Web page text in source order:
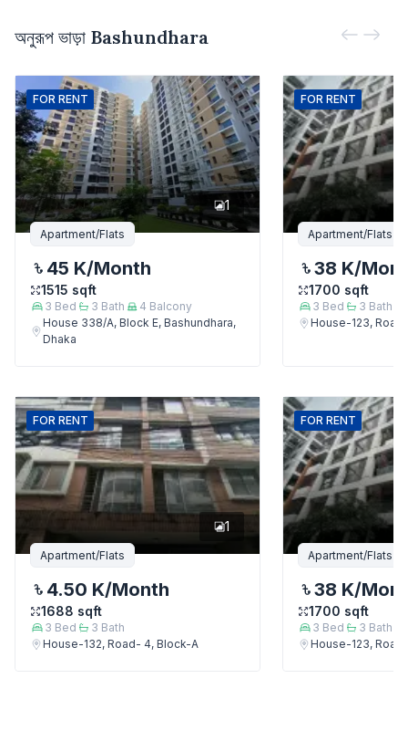
অনুরূপ ভাড়া Bashundhara
FOR RENT
1
Apartment/Flats
45 K/Month
1515 sqft
3 Bed 3 Bath 4 Balcony
House 338/A, Block E, Bashundhara,
Dhaka
FOR RENT
Apartment/Flats
38 K/
1700 sqft
3 Bed 3 Bath
House-123,
FOR RENT
1
Apartment/Flats
4.50 K/Month
1688 sqft
3 Bed 3 Bath
House-132, Road- 4, Block-A
FOR RENT
Apartment/Flats
38 K/
1700 sqft
3 Bed 3 Bath
House-123,